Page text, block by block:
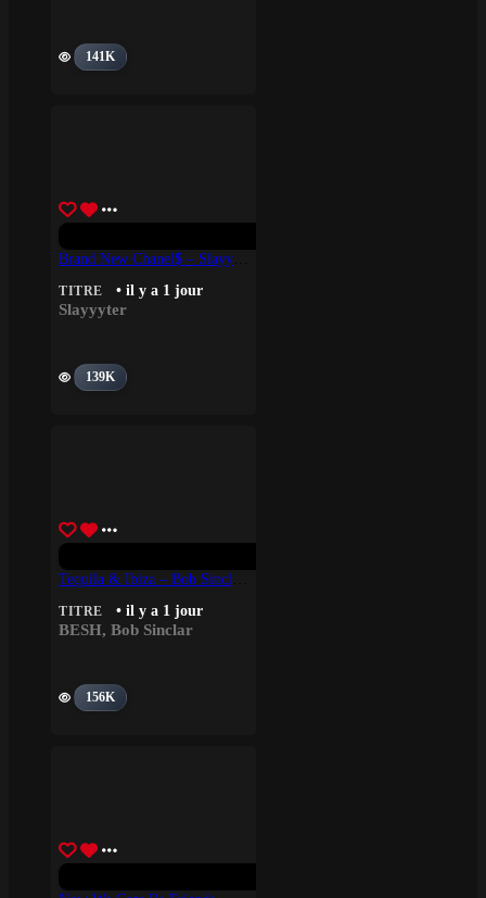
141K
TITRE • il y a 1 jour
Slayyyter
139K
TITRE • il y a 1 jour
BESH, Bob Sinclar
156K